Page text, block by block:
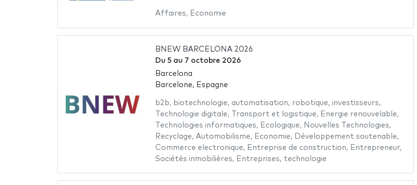
Affaires, Economie
BNEW BARCELONA 2026
Du 5au 7 octobre 2026
Barcelona
Barcelone, Espagne
b2b, biotechnologie, automatisation, robotique, investisseurs,
Technologie digitale, Transport et logistique, Energie renouvelable,
Technologies informatiques, Ecologique, Nouvelles Technologies,
Recyclage, Automobilisme, Economie, Développement soutenable,
Commerce electronique, Entreprise de construction, Entrepreneur,
Sociétés inmobilières, Entreprises, technologie